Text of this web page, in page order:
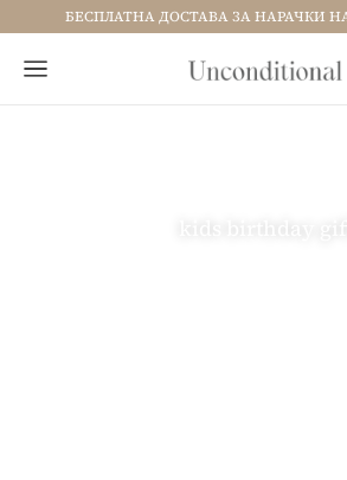
БЕСПЛАТНА ДОСТАВА ЗА НАРАЧКИ